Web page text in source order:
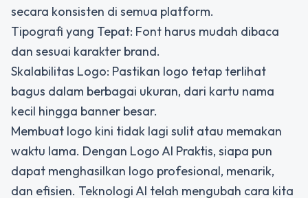
secara konsisten di semua platform.
Tipografi yang Tepat: Font harus mudah dibaca
dan sesuai karakter brand.
Skalabilitas Logo: Pastikan logo tetap terlihat
bagus dalam berbagai ukuran, dari kartu nama
kecil hingga banner besar.
Membuat logo kini tidak lagi sulit atau memakan
waktu lama. Dengan Logo AI Praktis, siapa pun
dapat menghasilkan logo profesional, menarik,
dan efisien. Teknologi AI telah mengubah cara kita